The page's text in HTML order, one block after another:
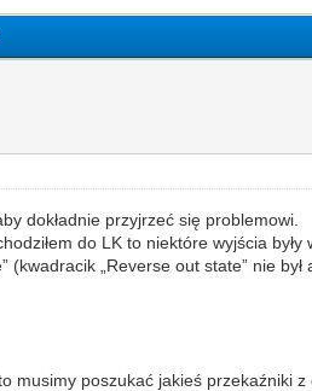
dokładnie przyjrzeć się problemowi.
do LK to niektóre wyjścia były
(kwadracik „Reverse out state” nie
musimy poszukać jakieś